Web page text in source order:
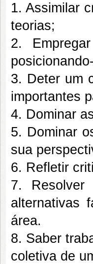
1. Assimilar
teorias;
2.
3. Deter um
importantes
4. Dominar
5. Dominar
sua
6. Refletir
7. Resolver
alternativas
área.
8. Saber
coletiva de